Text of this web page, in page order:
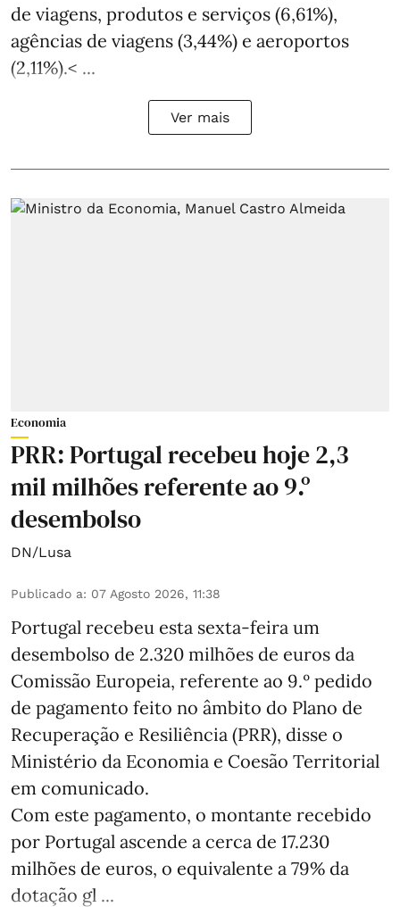
de viagens, produtos e serviços (6,61%),
agências de viagens (3,44%) e aeroportos
(2,11%).< ...
Ver mais
Economia
PRR: Portugal recebeu hoje 2,3
mil milhões referente ao 9.º
desembolso
DN/Lusa
Publicado a: 07 Agosto 2026, 11:38
Portugal recebeu esta sexta-feira um
desembolso de 2.320 milhões de euros da
Comissão Europeia, referente ao 9.º pedido
de pagamento feito no âmbito do Plano de
Recuperação e Resiliência (PRR), disse o
Ministério da Economia e Coesão Territorial
em comunicado.
Com este pagamento, o montante recebido
por Portugal ascende a cerca de 17.230
milhões de euros, o equivalente a 79% da
dotação gl ...